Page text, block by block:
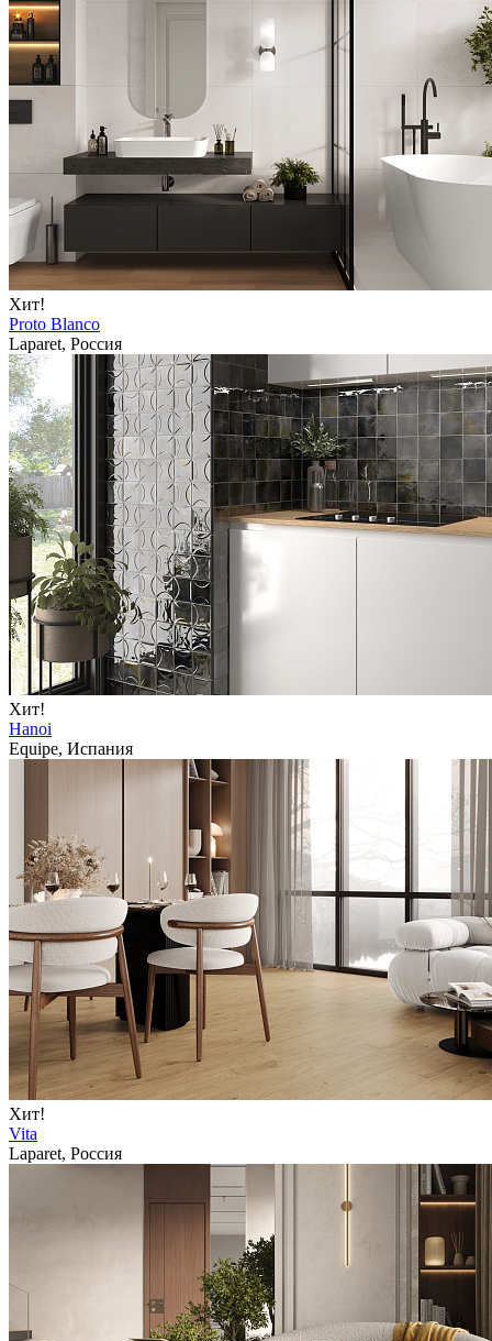
Хит!
Proto Blanco
Laparet, Россия
Хит!
Hanoi
Equipe, Испания
Хит!
Vita
Laparet, Россия